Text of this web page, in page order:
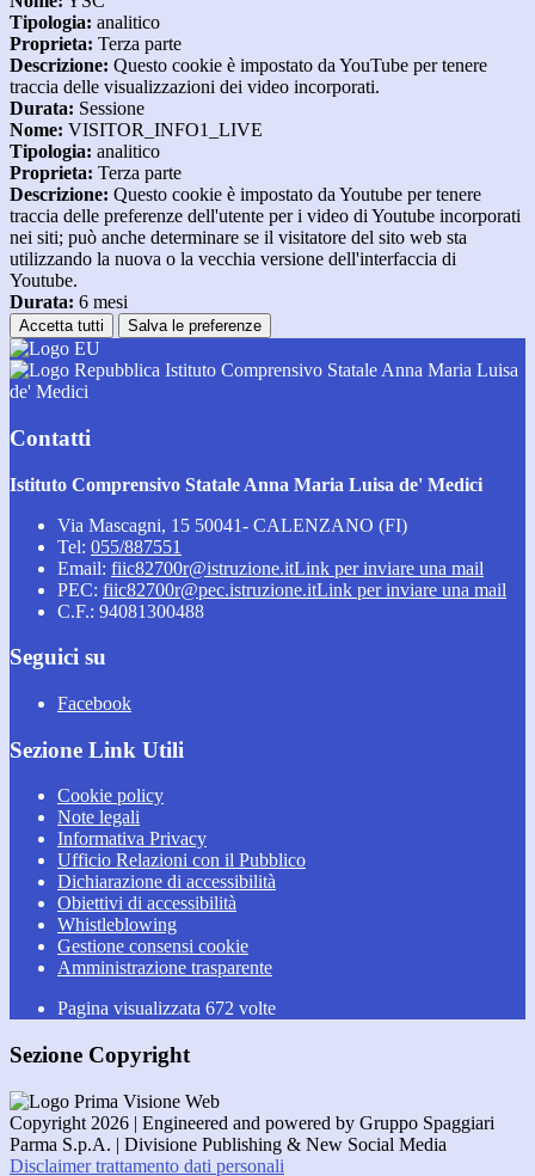
Tipologia: analitico
Proprieta: Terza parte
Descrizione: Questo cookie è impostato da YouTube per tenere
traccia delle visualizzazioni dei video incorporati.
Durata: Sessione
Nome: VISITOR_INFO1_LIVE
Tipologia: analitico
Proprieta: Terza parte
Descrizione: Questo cookie è impostato da Youtube per tenere
traccia delle preferenze dell'utente per i video di Youtube incorporati
nei siti; può anche determinare se il visitatore del sito web sta
utilizzando la nuova o la vecchia versione dell'interfaccia di
Youtube.
Durata: 6 mesi
Accetta tutti Salva le preferenze
Istituto Comprensivo Statale Anna Maria Luisa
de' Medici
Contatti
Istituto Comprensivo Statale Anna Maria Luisa de' Medici
Via Mascagni, 15 50041- CALENZANO (FI)
Tel: 055/887551
Email: fiic82700r@istruzione.itLink per inviare una mail
PEC: fiic82700r@pec.istruzione.itLink per inviare una mail
C.F.: 94081300488
Seguici su
Facebook
Sezione Link Utili
Cookie policy
Note legali
Informativa Privacy
Ufficio Relazioni con il Pubblico
Dichiarazione di accessibilità
Obiettivi di accessibilità
Whistleblowing
Gestione consensi cookie
Amministrazione trasparente
Pagina visualizzata 672 volte
Sezione Copyright
Copyright 2026 | Engineered and powered by Gruppo Spaggiari
Parma S.p.A. | Divisione Publishing & New Social Media
Disclaimer trattamento dati personali